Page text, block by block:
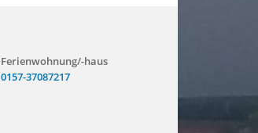
Ferienwohnung/-haus
0157-37087217